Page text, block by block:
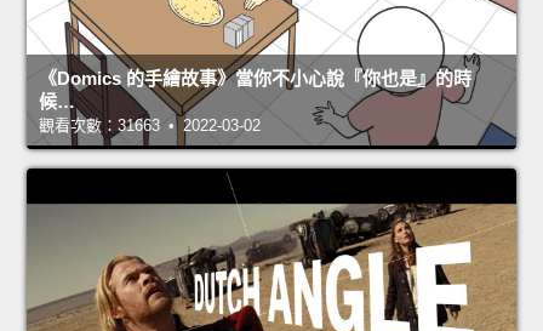
《Domics 的手繪故事》當你不小心說『你也是』的時
候…
觀看次數：31663 • 2022-03-02